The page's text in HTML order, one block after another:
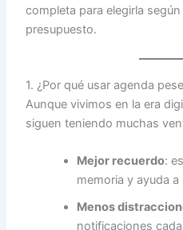
completa para elegirla
presupuesto.
1. ¿Por qué usar agenda
Aunque vivimos en la era
siguen teniendo muchas
Mejor recuerdo:
memoria y ayuda
Menos
notificaciones